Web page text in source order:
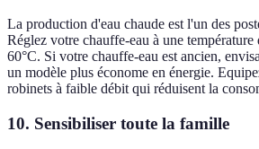
La production d'eau chaude est l'un des
Réglez votre chauffe-eau à une température
60°C. Si votre chauffe-eau est ancien,
un modèle plus économe en énergie.
robinets à faible débit qui réduisent la
10. Sensibiliser toute la famille